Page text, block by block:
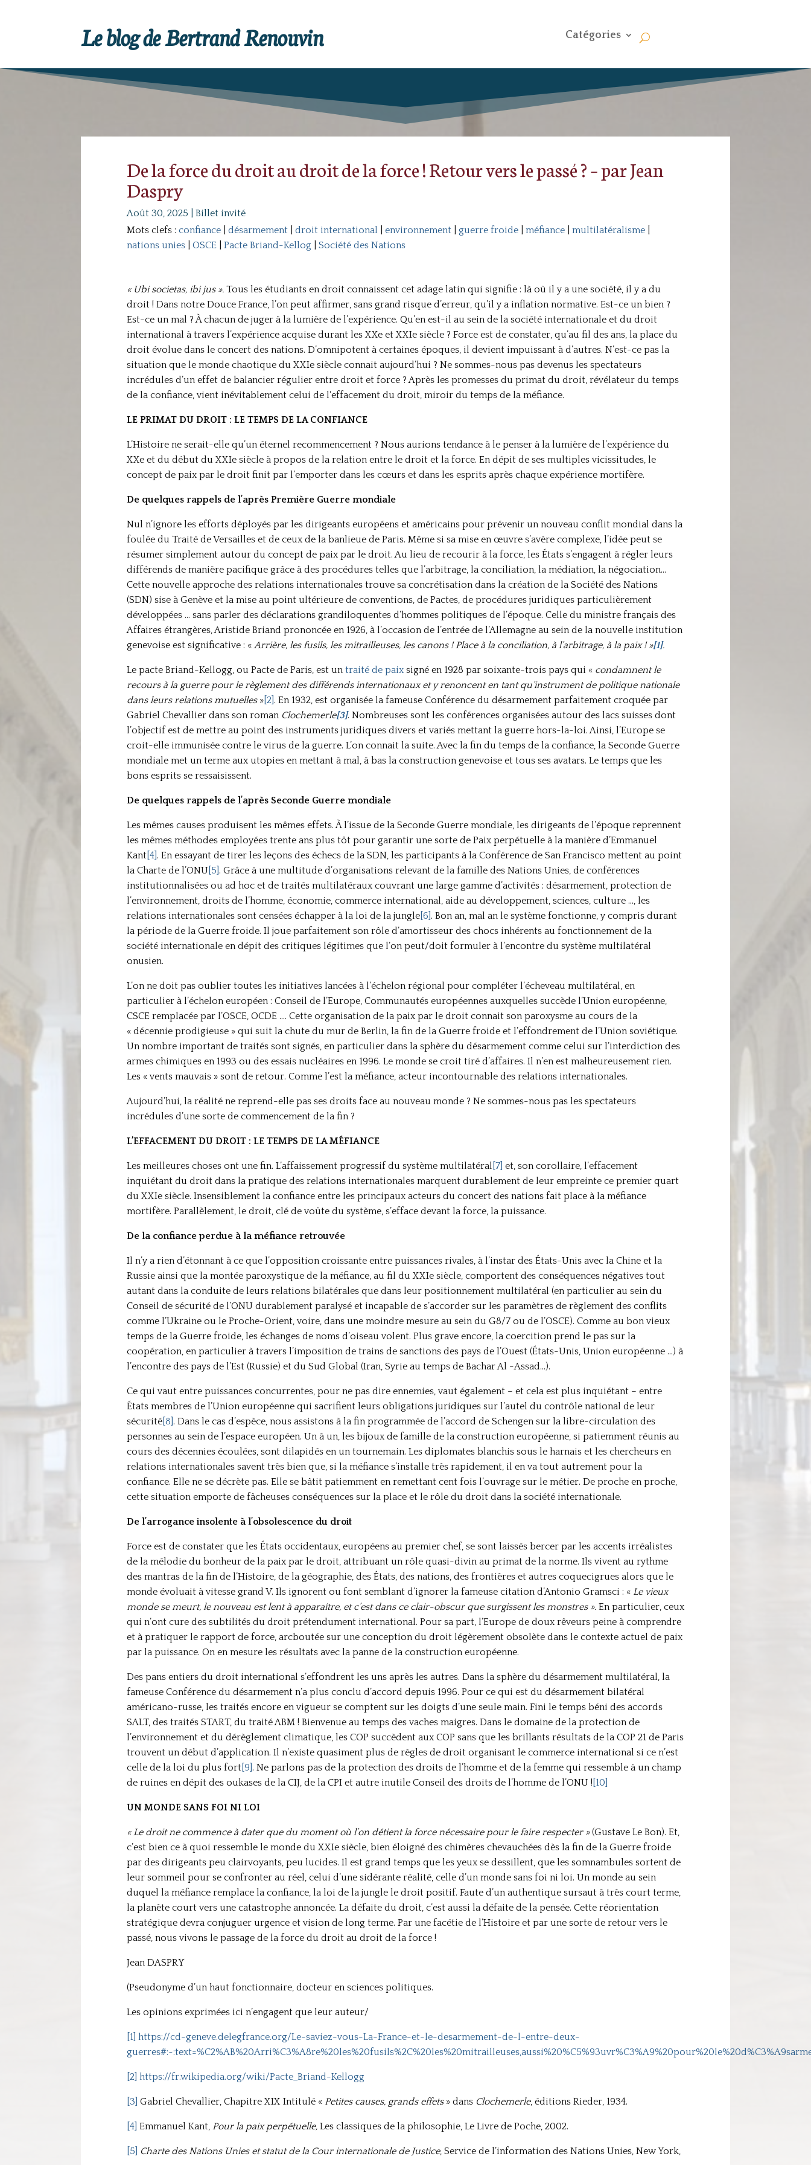
Le blog de Bertrand Renouvin Catégories
De la force du droit au droit de la force ! Retour vers le passé ? – par Jean
Daspry
Août 30, 2025
Billet invité
Mots clefs : confiance| désarmement| droit international environnement| guerre froide| méfiance| multilatéralisme|
nations unies| OSCE| Pacte Briand-Kellog Société des Nations
« Ubi societas, ibi jus ». Tous les étudiants en droit connaissent cet adage latin qui signifie : là où il y a une société, il y a du
droit ! Dans notre Douce France, l’on peut affirmer, sans grand risque d’erreur, qu’il y a inflation normative. Est-ce un bien ?
Est-ce un mal ? À chacun de juger à la lumière de l’expérience. Qu’en est-il au sein de la société internationale et du droit
international à travers l’expérience acquise durant les XXe et XXIe siècle ? Force est de constater, qu’au fil des ans, la place du
droit évolue dans le concert des nations. D’omnipotent à certaines époques, il devient impuissant à d’autres. N’est-ce pas la
situation que le monde chaotique du XXIe siècle connait aujourd’hui ? Ne sommes-nous pas devenus les spectateurs
incrédules d’un effet de balancier régulier entre droit et force ? Après les promesses du primat du droit, révélateur du temps
de la confiance, vient inévitablement celui de l‘effacement du droit, miroir du temps de la méfiance.
LE PRIMAT DU DROIT : LE TEMPS DE LA CONFIANCE
L’Histoire ne serait-elle qu’un éternel recommencement ? Nous aurions tendance à le penser à la lumière de l’expérience du
XXe et du début du XXIe siècle à propos de la relation entre le droit et la force. En dépit de ses multiples vicissitudes, le
concept de paix par le droit finit par l’emporter dans les cœurs et dans les esprits après chaque expérience mortifère.
De quelques rappels de l’après Première Guerre mondiale
Nul n’ignore les efforts déployés par les dirigeants européens et américains pour prévenir un nouveau conflit mondial dans la
foulée du Traité de Versailles et de ceux de la banlieue de Paris. Même si sa mise en œuvre s’avère complexe, l’idée peut se
résumer simplement autour du concept de paix par le droit. Au lieu de recourir à la force, les États s’engagent à régler leurs
différends de manière pacifique grâce à des procédures telles que l’arbitrage, la conciliation, la médiation, la négociation…
Cette nouvelle approche des relations internationales trouve sa concrétisation dans la création de la Société des Nations
(SDN) sise à Genève et la mise au point ultérieure de conventions, de Pactes, de procédures juridiques particulièrement
développées … sans parler des déclarations grandiloquentes d’hommes politiques de l’époque. Celle du ministre français des
Affaires étrangères, Aristide Briand prononcée en 1926, à l’occasion de l’entrée de l’Allemagne au sein de la nouvelle institution
genevoise est significative : « Arrière, les fusils, les mitrailleuses, les canons ! Place à la conciliation, à l’arbitrage, à la paix ! »[1].
Le pacte Briand-Kellogg, ou Pacte de Paris, est un traité de paixsigné en 1928 par soixante-trois pays qui « condamnent le
recours à la guerre pour le règlement des différends internationaux et y renoncent en tant qu’instrument de politique nationale
dans leurs relations mutuelles»[2]. En 1932, est organisée la fameuse Conférence du désarmement parfaitement croquée par
Gabriel Chevallier dans son roman Clochemerle[3]. Nombreuses sont les conférences organisées autour des lacs suisses dont
l’objectif est de mettre au point des instruments juridiques divers et variés mettant la guerre hors-la-loi. Ainsi, l’Europe se
croit-elle immunisée contre le virus de la guerre. L’on connait la suite. Avec la fin du temps de la confiance, la Seconde Guerre
mondiale met un terme aux utopies en mettant à mal, à bas la construction genevoise et tous ses avatars. Le temps que les
bons esprits se ressaisissent.
De quelques rappels de l’après Seconde Guerre mondiale
Les mêmes causes produisent les mêmes effets. À l’issue de la Seconde Guerre mondiale, les dirigeants de l’époque reprennent
les mêmes méthodes employées trente ans plus tôt pour garantir une sorte de Paix perpétuelle à la manière d’Emmanuel
Kant[4]. En essayant de tirer les leçons des échecs de la SDN, les participants à la Conférence de San Francisco mettent au point
la Charte de l’ONU[5]. Grâce à une multitude d’organisations relevant de la famille des Nations Unies, de conférences
institutionnalisées ou ad hoc et de traités multilatéraux couvrant une large gamme d’activités : désarmement, protection de
l’environnement, droits de l’homme, économie, commerce international, aide au développement, sciences, culture …, les
relations internationales sont censées échapper à la loi de la jungle[6]. Bon an, mal an le système fonctionne, y compris durant
la période de la Guerre froide. Il joue parfaitement son rôle d’amortisseur des chocs inhérents au fonctionnement de la
société internationale en dépit des critiques légitimes que l’on peut/doit formuler à l’encontre du système multilatéral
onusien.
L’on ne doit pas oublier toutes les initiatives lancées à l’échelon régional pour compléter l’écheveau multilatéral, en
particulier à l’échelon européen : Conseil de l’Europe, Communautés européennes auxquelles succède l’Union européenne,
CSCE remplacée par l’OSCE, OCDE …. Cette organisation de la paix par le droit connait son paroxysme au cours de la
« décennie prodigieuse » qui suit la chute du mur de Berlin, la fin de la Guerre froide et l’effondrement de l’Union soviétique.
Un nombre important de traités sont signés, en particulier dans la sphère du désarmement comme celui sur l’interdiction des
armes chimiques en 1993 ou des essais nucléaires en 1996. Le monde se croit tiré d’affaires. Il n’en est malheureusement rien.
Les « vents mauvais » sont de retour. Comme l’est la méfiance, acteur incontournable des relations internationales.
Aujourd’hui, la réalité ne reprend-elle pas ses droits face au nouveau monde ? Ne sommes-nous pas les spectateurs
incrédules d’une sorte de commencement de la fin ?
L’EFFACEMENT DU DROIT : LE TEMPS DE LA MÉFIANCE
Les meilleures choses ont une fin. L’affaissement progressif du système multilatéral [7] et, son corollaire, l’effacement
inquiétant du droit dans la pratique des relations internationales marquent durablement de leur empreinte ce premier quart
du XXIe siècle. Insensiblement la confiance entre les principaux acteurs du concert des nations fait place à la méfiance
mortifère. Parallèlement, le droit, clé de voûte du système, s’efface devant la force, la puissance.
De la confiance perdue à la méfiance retrouvée
Il n’y a rien d’étonnant à ce que l’opposition croissante entre puissances rivales, à l’instar des États-Unis avec la Chine et la
Russie ainsi que la montée paroxystique de la méfiance, au fil du XXIe siècle, comportent des conséquences négatives tout
autant dans la conduite de leurs relations bilatérales que dans leur positionnement multilatéral (en particulier au sein du
Conseil de sécurité de l’ONU durablement paralysé et incapable de s’accorder sur les paramètres de règlement des conflits
comme l’Ukraine ou le Proche-Orient, voire, dans une moindre mesure au sein du G8/7 ou de l’OSCE). Comme au bon vieux
temps de la Guerre froide, les échanges de noms d’oiseau volent. Plus grave encore, la coercition prend le pas sur la
coopération, en particulier à travers l’imposition de trains de sanctions des pays de l’Ouest (États-Unis, Union européenne …) à
l’encontre des pays de l’Est (Russie) et du Sud Global (Iran, Syrie au temps de Bachar Al -Assad…).
Ce qui vaut entre puissances concurrentes, pour ne pas dire ennemies, vaut également – et cela est plus inquiétant – entre
États membres de l’Union européenne qui sacrifient leurs obligations juridiques sur l’autel du contrôle national de leur
sécurité[8]. Dans le cas d’espèce, nous assistons à la fin programmée de l’accord de Schengen sur la libre-circulation des
personnes au sein de l’espace européen. Un à un, les bijoux de famille de la construction européenne, si patiemment réunis au
cours des décennies écoulées, sont dilapidés en un tournemain. Les diplomates blanchis sous le harnais et les chercheurs en
relations internationales savent très bien que, si la méfiance s’installe très rapidement, il en va tout autrement pour la
confiance. Elle ne se décrète pas. Elle se bâtit patiemment en remettant cent fois l’ouvrage sur le métier. De proche en proche,
cette situation emporte de fâcheuses conséquences sur la place et le rôle du droit dans la société internationale.
De l’arrogance insolente à l’obsolescence du droit
Force est de constater que les États occidentaux, européens au premier chef, se sont laissés bercer par les accents irréalistes
de la mélodie du bonheur de la paix par le droit, attribuant un rôle quasi-divin au primat de la norme. Ils vivent au rythme
des mantras de la fin de l’Histoire, de la géographie, des États, des nations, des frontières et autres coquecigrues alors que le
monde évoluait à vitesse grand V. Ils ignorent ou font semblant d’ignorer la fameuse citation d’Antonio Gramsci : « Le vieux
monde se meurt, le nouveau est lent à apparaître, et c’est dans ce clair-obscur que surgissent les monstres ». En particulier, ceux
qui n’ont cure des subtilités du droit prétendument international. Pour sa part, l’Europe de doux rêveurs peine à comprendre
et à pratiquer le rapport de force, arcboutée sur une conception du droit légèrement obsolète dans le contexte actuel de paix
par la puissance. On en mesure les résultats avec la panne de la construction européenne.
Des pans entiers du droit international s’effondrent les uns après les autres. Dans la sphère du désarmement multilatéral, la
fameuse Conférence du désarmement n’a plus conclu d’accord depuis 1996. Pour ce qui est du désarmement bilatéral
américano-russe, les traités encore en vigueur se comptent sur les doigts d’une seule main. Fini le temps béni des accords
SALT, des traités START, du traité ABM ! Bienvenue au temps des vaches maigres. Dans le domaine de la protection de
l’environnement et du dérèglement climatique, les COP succèdent aux COP sans que les brillants résultats de la COP 21 de Paris
trouvent un début d’application. Il n’existe quasiment plus de règles de droit organisant le commerce international si ce n’est
celle de la loi du plus fort[9]. Ne parlons pas de la protection des droits de l’homme et de la femme qui ressemble à un champ
de ruines en dépit des oukases de la CIJ, de la CPI et autre inutile Conseil des droits de l’homme de l’ONU ![10]
UN MONDE SANS FOI NI LOI
« Le droit ne commence à dater que du moment où l’on détient la force nécessaire pour le faire respecter »(Gustave Le Bon). Et,
c’est bien ce à quoi ressemble le monde du XXIe siècle, bien éloigné des chimères chevauchées dès la fin de la Guerre froide
par des dirigeants peu clairvoyants, peu lucides. Il est grand temps que les yeux se dessillent, que les somnambules sortent de
leur sommeil pour se confronter au réel, celui d’une sidérante réalité, celle d’un monde sans foi ni loi. Un monde au sein
duquel la méfiance remplace la confiance, la loi de la jungle le droit positif. Faute d’un authentique sursaut à très court terme,
la planète court vers une catastrophe annoncée. La défaite du droit, c’est aussi la défaite de la pensée. Cette réorientation
stratégique devra conjuguer urgence et vision de long terme. Par une facétie de l’Histoire et par une sorte de retour vers le
passé, nous vivons le passage de la force du droit au droit de la force !
Jean DASPRY
(Pseudonyme d’un haut fonctionnaire, docteur en sciences politiques.
Les opinions exprimées ici n’engagent que leur auteur/
[1] https://cd-geneve.delegfrance.org/Le-saviez-vous-La-France-et-le-desarmement-de-l-entre-deux-
[2] https://fr.wikipedia.org/wiki/Pacte_Briand-Kellogg
[3] Gabriel Chevallier, Chapitre XIX Intitulé « Petites causes, grands effets» dans Clochemerle, éditions Rieder, 1934.
[4] Emmanuel Kant, Pour la paix perpétuelle,Les classiques de la philosophie, Le Livre de Poche, 2002.
[5] Charte des Nations Unies et statut de la Cour internationale de Justice, Service de l’information des Nations Unies, New York,